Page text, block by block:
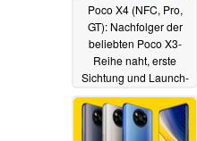
Poco X4 (NFC, Pro,
GT): Nachfolger der
beliebten Poco X3-
Reihe naht, erste
Sichtung und Launch-
Zeitplan25.11.2021